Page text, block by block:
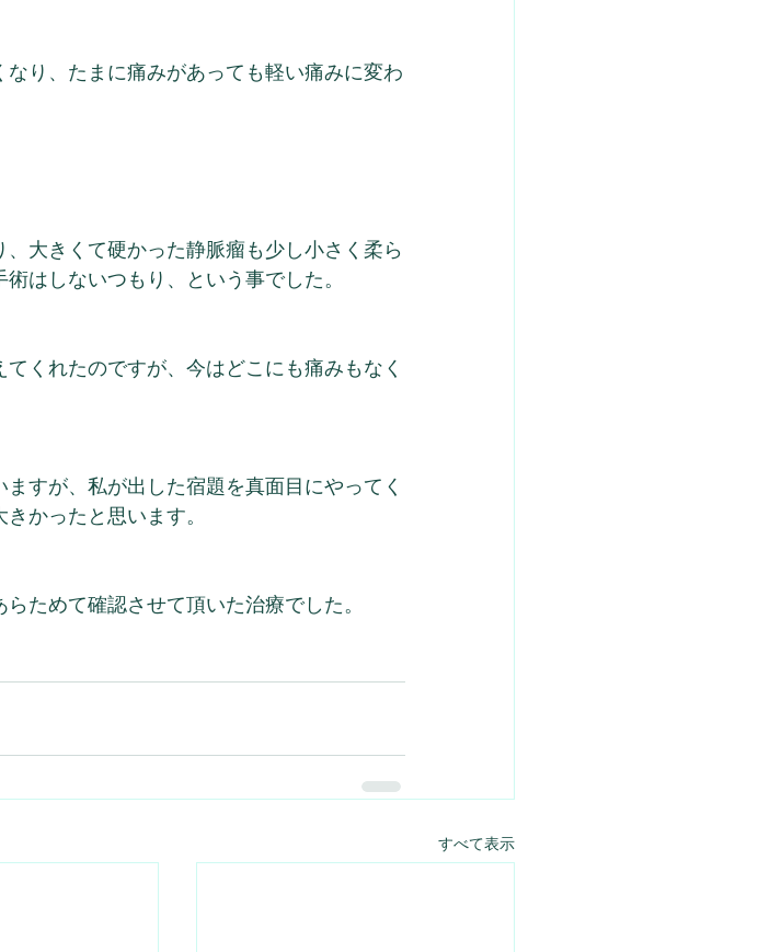
り、たまに痛みがあっても軽い痛みに変わ
大きくて硬かった静脈瘤も少し小さく柔ら
はしないつもり、という事でした。
くれたのですが、今はどこにも痛みもなく
すが、私が出した宿題を真面目にやってく
かったと思います。
ためて確認させて頂いた治療でした。
すべて表示